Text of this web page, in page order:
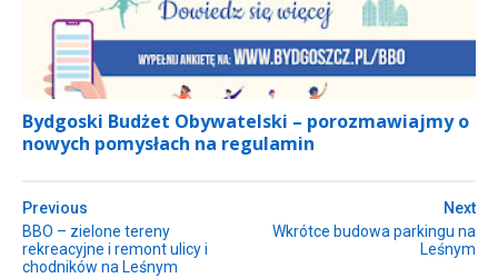
Bydgoski Budżet Obywatelski – porozmawiajmy o
nowych pomysłach na regulamin
Next
Wkrótce budowa parkingu na
Leśnym
Previous
BBO – zielone tereny
rekreacyjne i remont ulicy i
chodników na Leśnym